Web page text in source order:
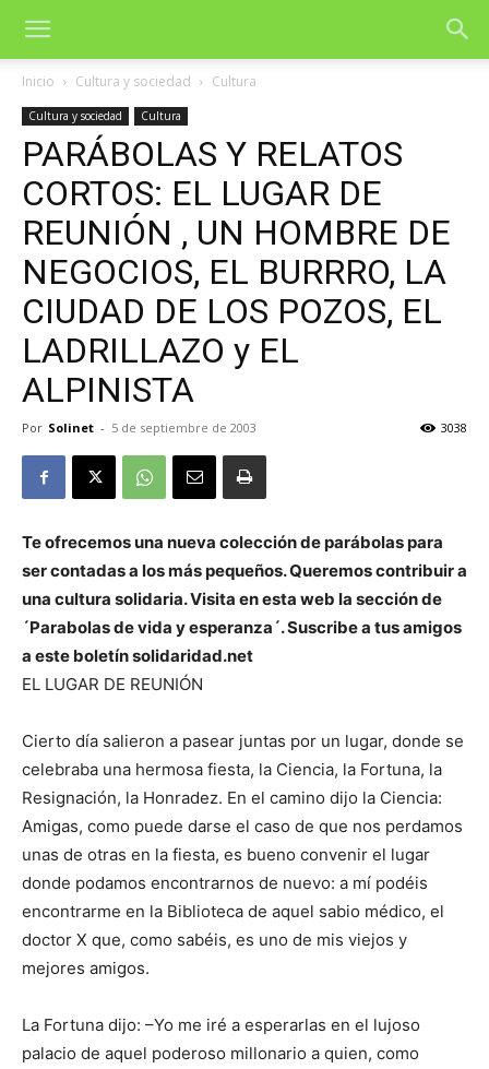
Inicio Cultura y sociedad Cultura
Cultura y sociedad Cultura
PARÁBOLAS Y RELATOS
CORTOS: EL LUGAR DE
REUNIÓN , UN HOMBRE DE
NEGOCIOS, EL BURRRO, LA
CIUDAD DE LOS POZOS, EL
LADRILLAZO y EL
ALPINISTA
Por Solinet - 5 de septiembre de 2003 3038
Te ofrecemos una nueva colección de parábolas para
ser contadas a los más pequeños. Queremos contribuir a
una cultura solidaria. Visita en esta web la sección de
´Parabolas de vida y esperanza´. Suscribe a tus amigos
a este boletín solidaridad.net
EL LUGAR DE REUNIÓN
Cierto día salieron a pasear juntas por un lugar, donde se
celebraba una hermosa fiesta, la Ciencia, la Fortuna, la
Resignación, la Honradez. En el camino dijo la Ciencia:
Amigas, como puede darse el caso de que nos perdamos
unas de otras en la fiesta, es bueno convenir el lugar
donde podamos encontrarnos de nuevo: a mí podéis
encontrarme en la Biblioteca de aquel sabio médico, el
doctor X que, como sabéis, es uno de mis viejos y
mejores amigos.
La Fortuna dijo: –Yo me iré a esperarlas en el lujoso
palacio de aquel poderoso millonario a quien, como